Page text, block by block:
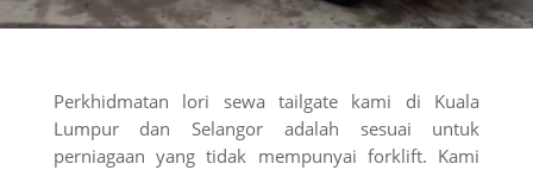
Perkhidmatan lori sewa tailgate kami di Kuala
Lumpur dan Selangor adalah sesuai untuk
perniagaan yang tidak mempunyai forklift. Kami